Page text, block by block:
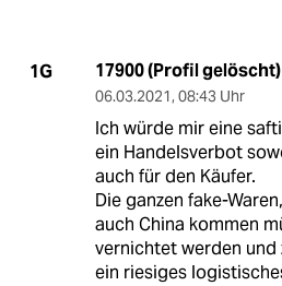
1G 17900 (Profil gelöscht)
06.03.2021, 08:43 Uhr
Ich würde mir eine
ein Handelsverbot
auch für den Käufer.
Die ganzen fake-
auch China kommen
vernichtet werden und
ein riesiges